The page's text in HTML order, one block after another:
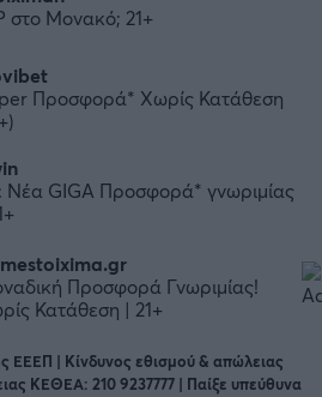
GIGA Προσφορά* γνωριμίας
στο Μονακό; 21+
Προσφορά* Χωρίς Κατάθεση
Προσφορά Γνωριμίας!
Κατάθεση | 21+
ΕΕΕΠ | Κίνδυνος εθισμού & απώλειας
ΚΕΘΕΑ: 210 9237777 | Παίξε υπεύθυνα